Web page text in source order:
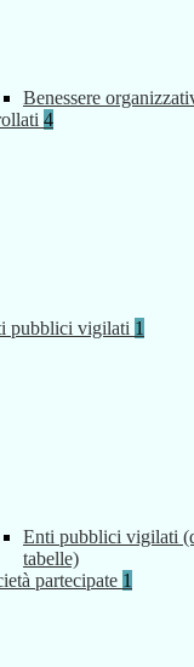
Benessere
4
pubblici vigilati 1
Enti pubblici vigilati
tabelle)
partecipate 1